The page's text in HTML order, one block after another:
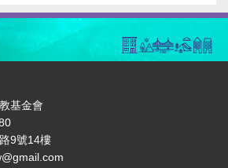
基金會
9號14樓